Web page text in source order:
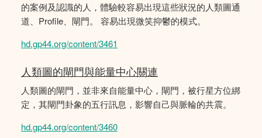
的案例及認識的人，體驗較容易出現這些狀況的人類圖通
道、Profile、閘門。 容易出現微笑抑鬱的模式。
hd.gp44.org/content/3461
人類圖的閘門與能量中心關連
人類圖的閘門，並非來自能量中心，閘門，被行星方位綁
定，其閘門卦象的五行訊息，影響自己與脈輪的共震。
hd.gp44.org/content/3460